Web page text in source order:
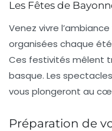
Les Fêtes de
Venez vivre
organisées chaque
Ces festivités mêlent
basque. Les
vous plongeront au
Préparation de